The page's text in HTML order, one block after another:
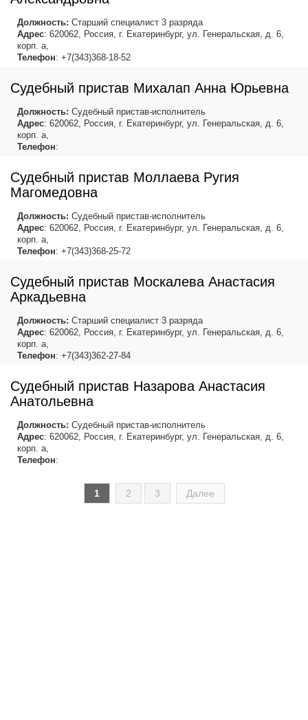
Должность: Старший специалист 3 разряда
Адрес: 620062, Россия, г. Екатеринбург, ул. Генеральская, д. 6,
корп. а,
Телефон: +7(343)368-18-52
Судебный пристав Михалап Анна Юрьевна
Должность: Судебный пристав-исполнитель
Адрес: 620062, Россия, г. Екатеринбург, ул. Генеральская, д. 6,
корп. а,
Телефон:
Судебный пристав Моллаева Ругия
Магомедовна
Должность: Судебный пристав-исполнитель
Адрес: 620062, Россия, г. Екатеринбург, ул. Генеральская, д. 6,
корп. а,
Телефон: +7(343)368-25-72
Судебный пристав Москалева Анастасия
Аркадьевна
Должность: Старший специалист 3 разряда
Адрес: 620062, Россия, г. Екатеринбург, ул. Генеральская, д. 6,
корп. а,
Телефон: +7(343)362-27-84
Судебный пристав Назарова Анастасия
Анатольевна
Должность: Судебный пристав-исполнитель
Адрес: 620062, Россия, г. Екатеринбург, ул. Генеральская, д. 6,
корп. а,
Телефон:
1 2 3 Далее